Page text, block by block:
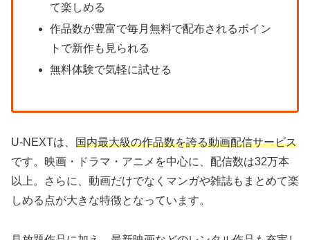
て楽しめる
作品数が豊富で毎月無料で配布されるポイン
トで新作も見られる
無料体験で気軽に試せる
U-NEXTは、 国内最大級の作品数を誇る動画配信サービス
です。映画・ドラマ・アニメを中心に、配信数は32万本
以上。さらに、動画だけでなくマンガや雑誌もまとめて楽
しめる点が大きな特徴となっています。